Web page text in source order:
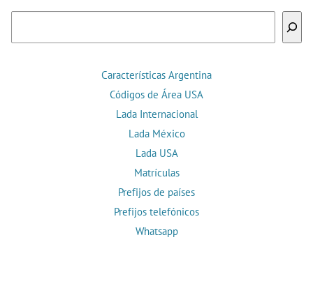
Características Argentina
Códigos de Área USA
Lada Internacional
Lada México
Lada USA
Matrículas
Prefijos de países
Prefijos telefónicos
Whatsapp